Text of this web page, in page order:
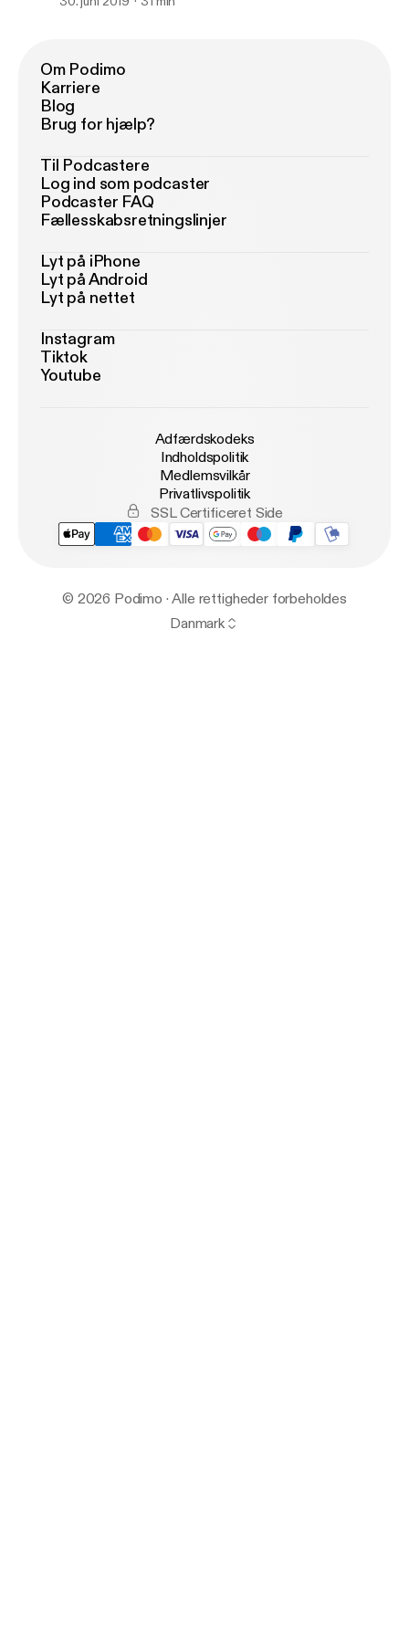
Om Podimo
Karriere
Blog
Brug for hjælp?
Til Podcastere
Log ind som podcaster
Podcaster FAQ
Fællesskabsretningslinjer
Lyt på iPhone
Lyt på Android
Lyt på nettet
Instagram
Tiktok
Youtube
Adfærdskodeks
Indholdspolitik
Medlemsvilkår
Privatlivspolitik
SSL Certificeret Side
© 2026 Podimo · Alle rettigheder forbeholdes
Danmark